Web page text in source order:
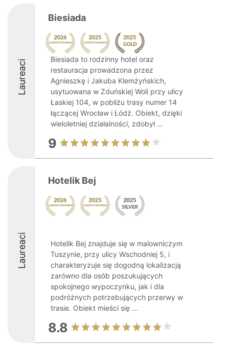
Laureaci
Biesiada
Biesiada to rodzinny hotel oraz
restauracja prowadzona przez
Agnieszkę i Jakuba Klemżyńskich,
usytuowana w Zduńskiej Woli przy ulicy
Łaskiej 104, w pobliżu trasy numer 14
łączącej Wrocław i Łódź. Obiekt, dzięki
wieloletniej działalności, zdobył ...
9
Laureaci
Hotelik Bej
Hotelik Bej znajduje się w malowniczym
Tuszynie, przy ulicy Wschodniej 5, i
charakteryzuje się dogodną lokalizacją
zarówno dla osób poszukujących
spokojnego wypoczynku, jak i dla
podróżnych potrzebujących przerwy w
trasie. Obiekt mieści się ...
8.8